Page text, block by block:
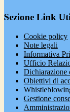
Sezione Link
Cookie policy
Note legali
Informativa
Ufficio
Dichiarazione
Obiettivi di
Gestione